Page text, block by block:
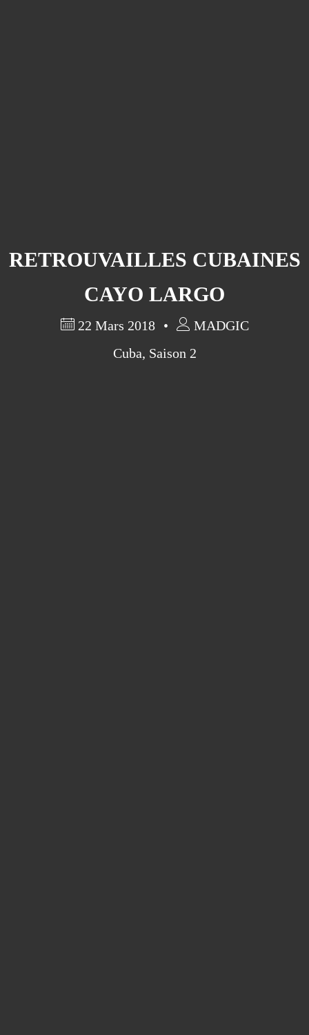
RETROUVAILLES CUBAINES
CAYO LARGO
22 Mars 2018
MADGIC
Cuba, Saison 2